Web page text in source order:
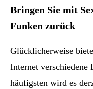
Bringen Sie mit
Funken zurück
Glücklicherweise
Internet verschiedene
häufigsten wird es